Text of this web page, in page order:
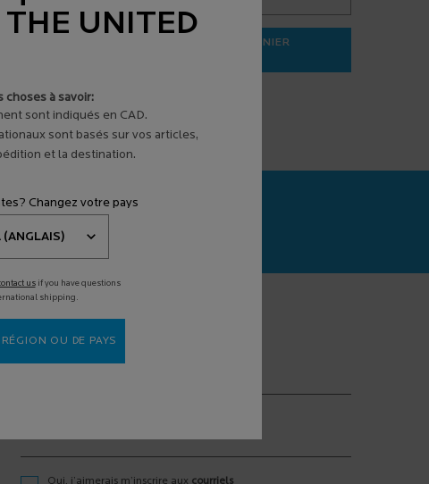
AJOUTER AU PANIER
par l'IA
Oui, j’aimerais m’inscrire aux courriels
THE UNITED
choses à savoir:
sont indiqués en CAD.
sont basés sur vos articles,
et la destination.
Changez votre pays
usif you have questions
shipping.
OU DE PAYS